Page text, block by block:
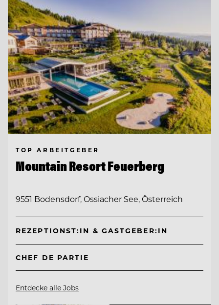
TOP ARBEITGEBER
Mountain Resort Feuerberg
9551 Bodensdorf, Ossiacher See, Österreich
REZEPTIONST:IN & GASTGEBER:IN
CHEF DE PARTIE
Entdecke alle Jobs